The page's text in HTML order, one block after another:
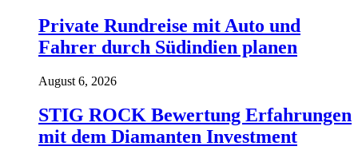
Private Rundreise mit Auto und
Fahrer durch Südindien planen
August 6, 2026
STIG ROCK Bewertung Erfahrungen
mit dem Diamanten Investment